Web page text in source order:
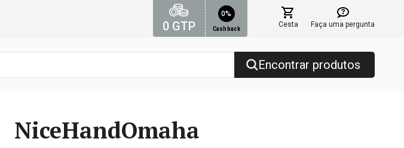
0 GTP
0%
Cashback
Cesta Faça uma pergunta
Encontrar produtos
NiceHandOmaha